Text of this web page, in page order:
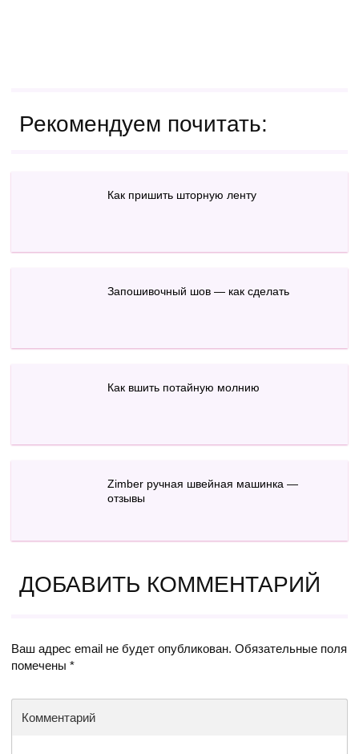
Рекомендуем почитать:
Как пришить шторную ленту
Запошивочный шов — как сделать
Как вшить потайную молнию
Zimber ручная швейная машинка —
отзывы
ДОБАВИТЬ КОММЕНТАРИЙ
Ваш адрес email не будет опубликован. Обязательные поля
помечены *
Комментарий